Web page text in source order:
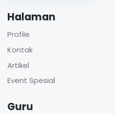
Halaman
Profile
Kontak
Artikel
Event Spesial
Guru